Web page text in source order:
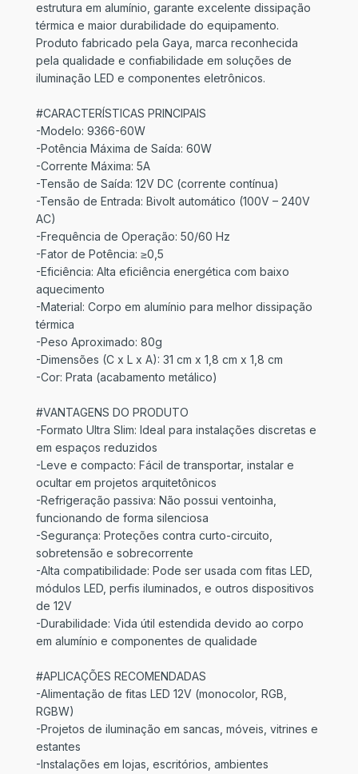
estrutura em alumínio, garante excelente dissipação
térmica e maior durabilidade do equipamento.
Produto fabricado pela Gaya, marca reconhecida
pela qualidade e confiabilidade em soluções de
iluminação LED e componentes eletrônicos.
#CARACTERÍSTICAS PRINCIPAIS
-Modelo: 9366-60W
-Potência Máxima de Saída: 60W
-Corrente Máxima: 5A
-Tensão de Saída: 12V DC (corrente contínua)
-Tensão de Entrada: Bivolt automático (100V – 240V
AC)
-Frequência de Operação: 50/60 Hz
-Fator de Potência: ≥0,5
-Eficiência: Alta eficiência energética com baixo
aquecimento
-Material: Corpo em alumínio para melhor dissipação
térmica
-Peso Aproximado: 80g
-Dimensões (C x L x A): 31 cm x 1,8 cm x 1,8 cm
-Cor: Prata (acabamento metálico)
#VANTAGENS DO PRODUTO
-Formato Ultra Slim: Ideal para instalações discretas e
em espaços reduzidos
-Leve e compacto: Fácil de transportar, instalar e
ocultar em projetos arquitetônicos
-Refrigeração passiva: Não possui ventoinha,
funcionando de forma silenciosa
-Segurança: Proteções contra curto-circuito,
sobretensão e sobrecorrente
-Alta compatibilidade: Pode ser usada com fitas LED,
módulos LED, perfis iluminados, e outros dispositivos
de 12V
-Durabilidade: Vida útil estendida devido ao corpo
em alumínio e componentes de qualidade
#APLICAÇÕES RECOMENDADAS
-Alimentação de fitas LED 12V (monocolor, RGB,
RGBW)
-Projetos de iluminação em sancas, móveis, vitrines e
estantes
-Instalações em lojas, escritórios, ambientes